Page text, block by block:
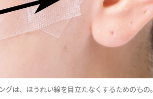
は、ほうれい線を目立たなくするためのもの。